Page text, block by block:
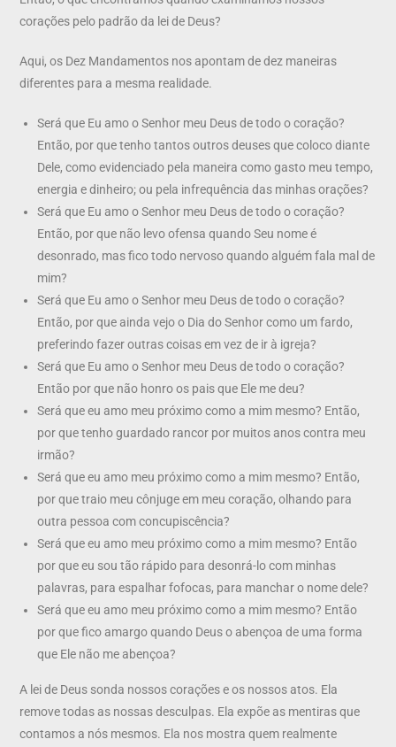
corações pelo padrão da lei de Deus?
Aqui, os Dez Mandamentos nos apontam de dez maneiras
diferentes para a mesma realidade.
Será que Eu amo o Senhor meu Deus de todo o coração?
Então, por que tenho tantos outros deuses que coloco diante
Dele, como evidenciado pela maneira como gasto meu tempo,
energia e dinheiro; ou pela infrequência das minhas orações?
Será que Eu amo o Senhor meu Deus de todo o coração?
Então, por que não levo ofensa quando Seu nome é
desonrado, mas fico todo nervoso quando alguém fala mal de
mim?
Será que Eu amo o Senhor meu Deus de todo o coração?
Então, por que ainda vejo o Dia do Senhor como um fardo,
preferindo fazer outras coisas em vez de ir à igreja?
Será que Eu amo o Senhor meu Deus de todo o coração?
Então por que não honro os pais que Ele me deu?
Será que eu amo meu próximo como a mim mesmo? Então,
por que tenho guardado rancor por muitos anos contra meu
irmão?
Será que eu amo meu próximo como a mim mesmo? Então,
por que traio meu cônjuge em meu coração, olhando para
outra pessoa com concupiscência?
Será que eu amo meu próximo como a mim mesmo? Então
por que eu sou tão rápido para desonrá-lo com minhas
palavras, para espalhar fofocas, para manchar o nome dele?
Será que eu amo meu próximo como a mim mesmo? Então
por que fico amargo quando Deus o abençoa de uma forma
que Ele não me abençoa?
A lei de Deus sonda nossos corações e os nossos atos. Ela
remove todas as nossas desculpas. Ela expõe as mentiras que
contamos a nós mesmos. Ela nos mostra quem realmente